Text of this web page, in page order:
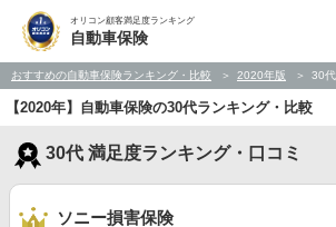
オリコン顧客満足度ランキング
自動車保険
おすすめの自動車保険ランキング・比較 2020年版 30代
【2020年】自動車保険の30代ランキング・比較
30代 満足度ランキング・口コミ
ソニー損害保険